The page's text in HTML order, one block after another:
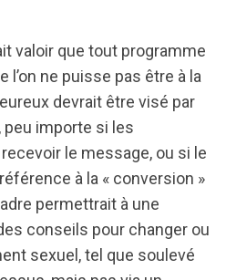
valoir que tout programme
l’on ne puisse pas être à la
devrait être visé par
importe si les
le message, ou si le
à la « conversion »
permettrait à une
conseils pour changer ou
sexuel, tel que soulevé